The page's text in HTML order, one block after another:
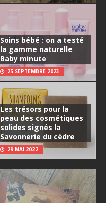
Soins bébé : on a testé
la gamme naturelle
Baby minute
25 SEPTEMBRE 2023
Les trésors pour la
peau des cosmétiques
solides signés la
Savonnerie du cèdre
29 MAI 2022